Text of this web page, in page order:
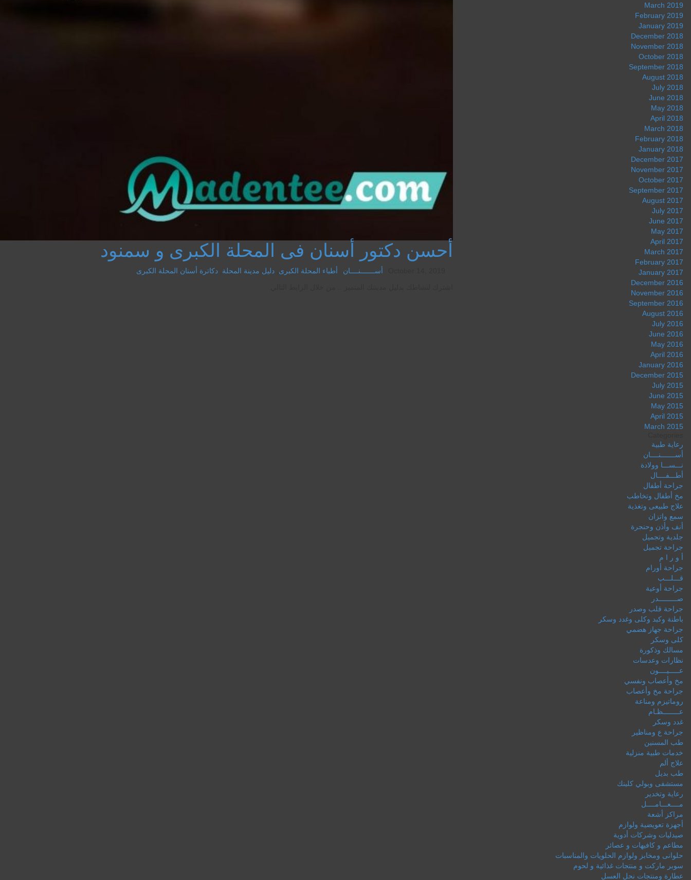
أحسن دكتور أسنان فى المحلة الكبرى و سمنود
أســـــــنــــان أطباء المحلة الكبرى دليل مدينة المحلة دكاترة أسنان المحلة الكبرى
March 2019
February 2019
January 2019
December 2018
November 2018
October 2018
September 2018
August 2018
July 2018
June 2018
May 2018
April 2018
March 2018
February 2018
January 2018
December 2017
November 2017
October 2017
September 2017
August 2017
July 2017
June 2017
May 2017
April 2017
March 2017
February 2017
January 2017
December 2016
November 2016
September 2016
August 2016
July 2016
June 2016
May 2016
April 2016
January 2016
December 2015
July 2015
June 2015
May 2015
April 2015
March 2015
رعاية طبية
أســـــــنــــان
نـــســـا وولادة
أطـــفــــال
جراحة أطفال
مخ أطفال وتخاطب
علاج طبيعى وتغذية
سمع واتزان
أنف وأذن وحنجرة
جلدية وتجميل
جراحة تجميل
أ و ر ا م
جراحة أورام
قـــلـــب
جراحة أوعية
صـــــــــدر
جراحة قلب وصدر
باطنة وكبد وكلى وغدد وسكر
جراحة جهاز هضمي
كلى وسكر
مسالك وذكورة
نظارات وعدسات
عـــــيــــون
مخ وأعصاب ونفسي
جراحة مخ وأعصاب
روماتيزم ومناعة
عــــــــظـام
غدد وسكر
جراحة ع ومناظير
طب المسنين
خدمات طبية منزلية
علاج ألم
طب بديل
مستشفى وبولي كلينك
رعاية وتخدير
مــــعـــامــــل
مراكز أشعة
أجهزة تعويضية ولوازم
صيدليات وشركات أدوية
مطاعم و كافيهات و عصائر
حلوانى ومخابز ولوازم الحلويات والمناسبات
سوبر ماركت و منتجات غذائية و لحوم
عطارة ومنتجات نحل العسل